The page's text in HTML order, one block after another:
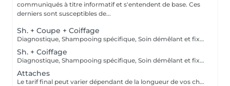
communiqués à titre informatif et s'entendent de base. Ces
derniers sont susceptibles de...
Sh. + Coupe + Coiffage
Diagnostique, Shampooing spécifique, Soin démêlant et fixation inclus. Veuillez prendre note que les prix indiqués sur Salonkee sont communiqués à titre informatif et s'entendent de base. Ces derniers sont susceptibles de varier selon le diagnostic réalisé à votre arrivée au salon et l'expertise du professionnel à qui vous confiez votre beauté. Dans tous les cas, un devis précis vous sera proposé et toutes réalisations de prestations seront effectuées avec votre accord.
Sh. + Coiffage
Diagnostique, Shampooing spécifique, Soin démêlant et fixation inclus. Veuillez prendre note que les prix indiqués sur Salonkee sont communiqués à titre informatif et s'entendent de base. Ces derniers sont susceptibles de varier selon le diagnostic réalisé à votre arrivée au salon et l'expertise du professionnel à qui vous confiez votre beauté. Dans tous les cas, un devis précis vous sera proposé et toutes réalisations de prestations seront effectuées avec votre accord.
Attaches
Le tarif final peut varier dépendant de la longueur de vos cheveux ainsi que des soins et produits utilisés.